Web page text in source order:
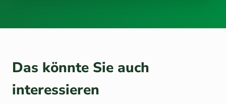
Das könnte Sie auch
interessieren